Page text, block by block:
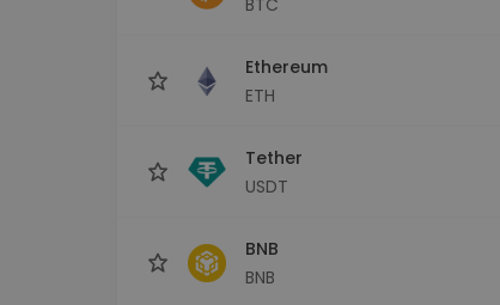
Ethereum
ETH
Tether
USDT
BNB
BNB